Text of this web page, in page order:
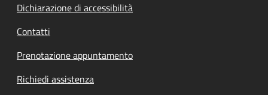
Dichiarazione di accessibilità
Contatti
Prenotazione appuntamento
Richiedi assistenza